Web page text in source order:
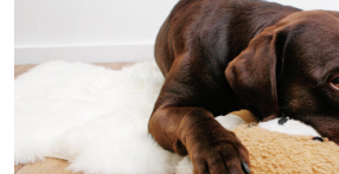
L’HÔPITAL
NOS CONSEILS